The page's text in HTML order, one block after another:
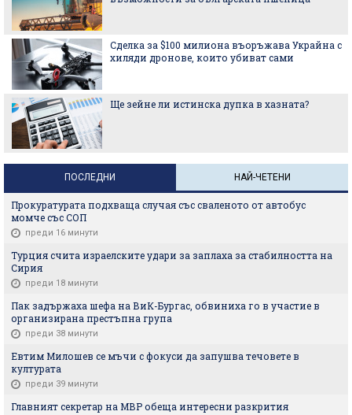
Сделка за $100 милиона въоръжава Украйна с
хиляди дронове, които убиват сами
Ще зейне ли истинска дупка в хазната?
ПОСЛЕДНИ НАЙ-ЧЕТЕНИ
Прокуратурата подхваща случая със сваленото от автобус
момче със СОП
преди 16 минути
Турция счита израелските удари за заплаха за стабилността на
Сирия
преди 18 минути
Пак задържаха шефа на ВиК-Бургас, обвиниха го в участие в
организирана престъпна група
преди 38 минути
Евтим Милошев се мъчи с фокуси да запушва течовете в
културата
преди 39 минути
Главният секретар на МВР обеща интересни разкрития